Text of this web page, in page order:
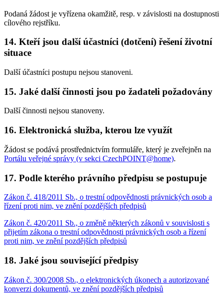
Podaná žádost je vyřízena okamžitě, resp. v závislosti na dostupnosti
cílového rejstříku.
14. Kteří jsou další účastníci (dotčení) řešení životní
situace
Další účastníci postupu nejsou stanoveni.
15. Jaké další činnosti jsou po žadateli požadovány
Další činnosti nejsou stanoveny.
16. Elektronická služba, kterou lze využít
Žádost se podává prostřednictvím formuláře, který je zveřejněn na
Portálu veřejné správy (v sekci CzechPOINT@home).
17. Podle kterého právního předpisu se postupuje
Zákon č. 418/2011 Sb., o trestní odpovědnosti právnických osob a
řízení proti nim, ve znění pozdějších předpisů
Zákon č. 420/2011 Sb., o změně některých zákonů v souvislosti s
přijetím zákona o trestní odpovědnosti právnických osob a řízení
proti nim, ve znění pozdějších předpisů
18. Jaké jsou související předpisy
Zákon č. 300/2008 Sb., o elektronických úkonech a autorizované
konverzi dokumentů, ve znění pozdějších předpisů